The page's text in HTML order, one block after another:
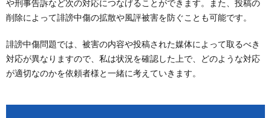
や刑事告訴など次の対応につなげることができます。また、投稿の
削除によって誹謗中傷の拡散や風評被害を防ぐことも可能です。
誹謗中傷問題では、被害の内容や投稿された媒体によって取るべき
対応が異なりますので、私は状況を確認した上で、どのような対応
が適切なのかを依頼者様と一緒に考えていきます。